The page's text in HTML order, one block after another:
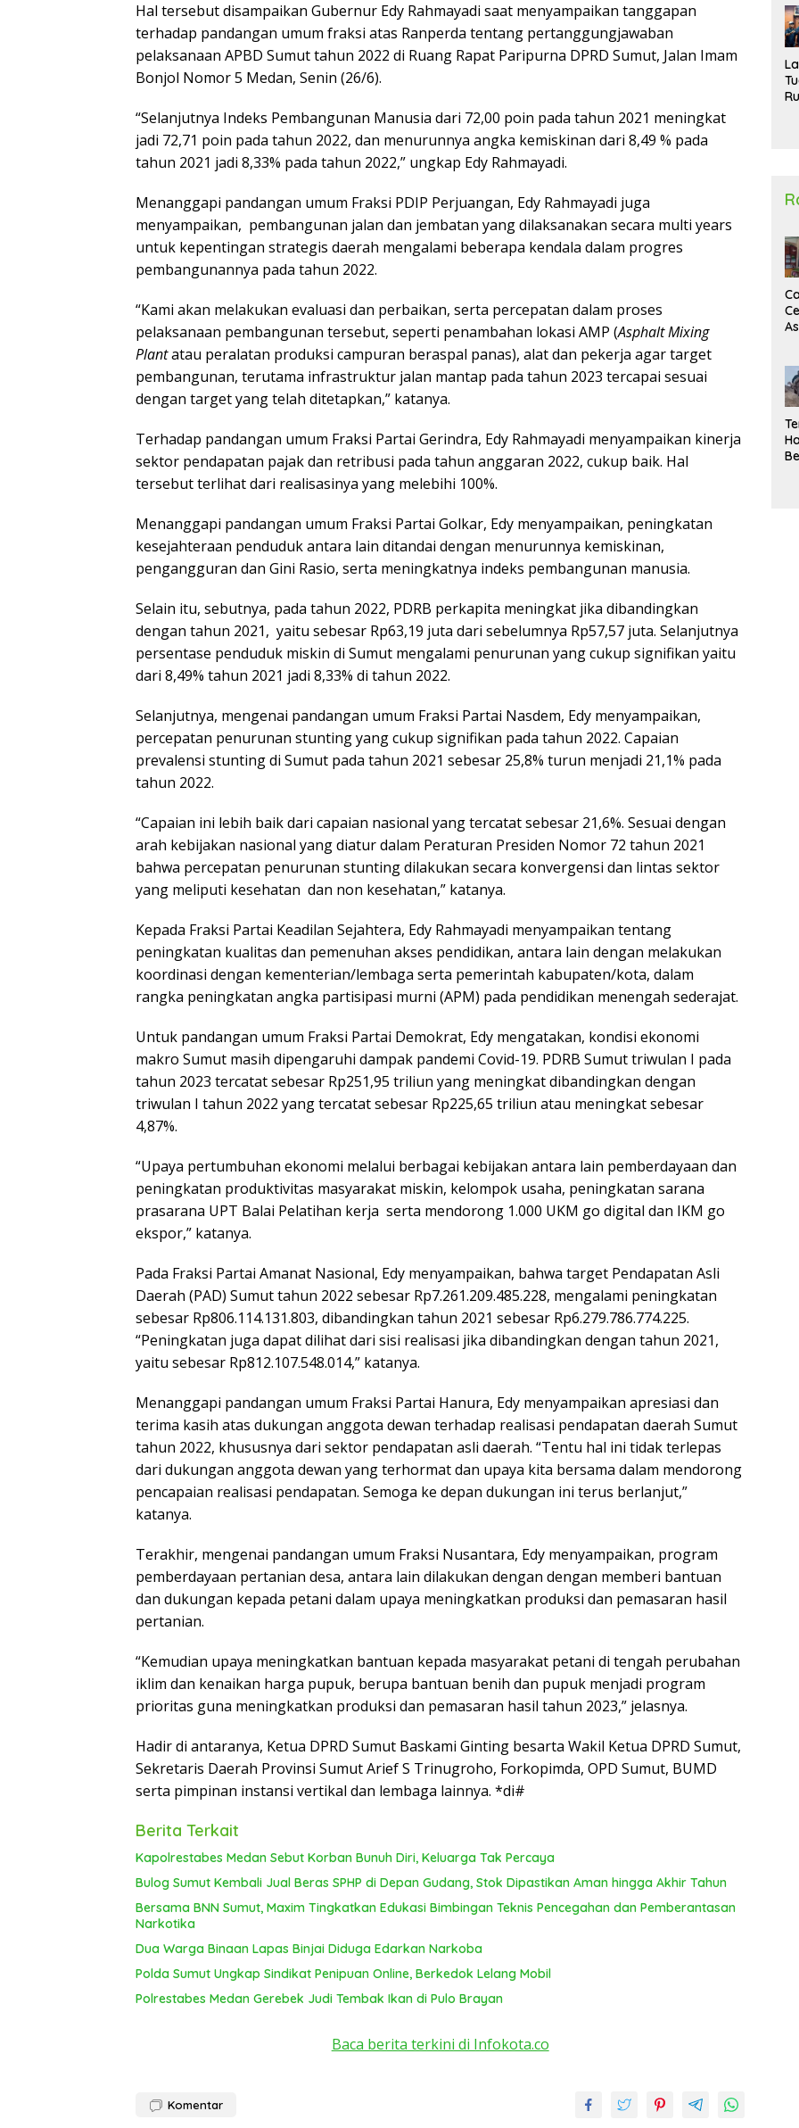
Hal tersebut disampaikan Gubernur Edy Rahmayadi saat menyampaikan tanggapan
terhadap pandangan umum fraksi atas Ranperda tentang pertanggungjawaban
pelaksanaan APBD Sumut tahun 2022 di Ruang Rapat Paripurna DPRD Sumut, Jalan Imam
Bonjol Nomor 5 Medan, Senin (26/6).
“Selanjutnya Indeks Pembangunan Manusia dari 72,00 poin pada tahun 2021 meningkat
jadi 72,71 poin pada tahun 2022, dan menurunnya angka kemiskinan dari 8,49 % pada
tahun 2021 jadi 8,33% pada tahun 2022,” ungkap Edy Rahmayadi.
Menanggapi pandangan umum Fraksi PDIP Perjuangan, Edy Rahmayadi juga
menyampaikan, pembangunan jalan dan jembatan yang dilaksanakan secara multi years
untuk kepentingan strategis daerah mengalami beberapa kendala dalam progres
pembangunannya pada tahun 2022.
“Kami akan melakukan evaluasi dan perbaikan, serta percepatan dalam proses
pelaksanaan pembangunan tersebut, seperti penambahan lokasi AMP (Asphalt Mixing
Plantatau peralatan produksi campuran beraspal panas), alat dan pekerja agar target
pembangunan, terutama infrastruktur jalan mantap pada tahun 2023 tercapai sesuai
dengan target yang telah ditetapkan,” katanya.
Terhadap pandangan umum Fraksi Partai Gerindra, Edy Rahmayadi menyampaikan kinerja
sektor pendapatan pajak dan retribusi pada tahun anggaran 2022, cukup baik. Hal
tersebut terlihat dari realisasinya yang melebihi 100%.
Menanggapi pandangan umum Fraksi Partai Golkar, Edy menyampaikan, peningkatan
kesejahteraan penduduk antara lain ditandai dengan menurunnya kemiskinan,
pengangguran dan Gini Rasio, serta meningkatnya indeks pembangunan manusia.
Selain itu, sebutnya, pada tahun 2022, PDRB perkapita meningkat jika dibandingkan
dengan tahun 2021, yaitu sebesar Rp63,19 juta dari sebelumnya Rp57,57 juta. Selanjutnya
persentase penduduk miskin di Sumut mengalami penurunan yang cukup signifikan yaitu
dari 8,49% tahun 2021 jadi 8,33% di tahun 2022.
Selanjutnya, mengenai pandangan umum Fraksi Partai Nasdem, Edy menyampaikan,
percepatan penurunan stunting yang cukup signifikan pada tahun 2022. Capaian
prevalensi stunting di Sumut pada tahun 2021 sebesar 25,8% turun menjadi 21,1% pada
tahun 2022.
“Capaian ini lebih baik dari capaian nasional yang tercatat sebesar 21,6%. Sesuai dengan
arah kebijakan nasional yang diatur dalam Peraturan Presiden Nomor 72 tahun 2021
bahwa percepatan penurunan stunting dilakukan secara konvergensi dan lintas sektor
yang meliputi kesehatan dan non kesehatan,” katanya.
Kepada Fraksi Partai Keadilan Sejahtera, Edy Rahmayadi menyampaikan tentang
peningkatan kualitas dan pemenuhan akses pendidikan, antara lain dengan melakukan
koordinasi dengan kementerian/lembaga serta pemerintah kabupaten/kota, dalam
rangka peningkatan angka partisipasi murni (APM) pada pendidikan menengah sederajat.
Untuk pandangan umum Fraksi Partai Demokrat, Edy mengatakan, kondisi ekonomi
makro Sumut masih dipengaruhi dampak pandemi Covid-19. PDRB Sumut triwulan I pada
tahun 2023 tercatat sebesar Rp251,95 triliun yang meningkat dibandingkan dengan
triwulan I tahun 2022 yang tercatat sebesar Rp225,65 triliun atau meningkat sebesar
4,87%.
“Upaya pertumbuhan ekonomi melalui berbagai kebijakan antara lain pemberdayaan dan
peningkatan produktivitas masyarakat miskin, kelompok usaha, peningkatan sarana
prasarana UPT Balai Pelatihan kerja serta mendorong 1.000 UKM go digital dan IKM go
ekspor,” katanya.
Pada Fraksi Partai Amanat Nasional, Edy menyampaikan, bahwa target Pendapatan Asli
Daerah (PAD) Sumut tahun 2022 sebesar Rp7.261.209.485.228, mengalami peningkatan
sebesar Rp806.114.131.803, dibandingkan tahun 2021 sebesar Rp6.279.786.774.225.
“Peningkatan juga dapat dilihat dari sisi realisasi jika dibandingkan dengan tahun 2021,
yaitu sebesar Rp812.107.548.014,” katanya.
Menanggapi pandangan umum Fraksi Partai Hanura, Edy menyampaikan apresiasi dan
terima kasih atas dukungan anggota dewan terhadap realisasi pendapatan daerah Sumut
tahun 2022, khususnya dari sektor pendapatan asli daerah. “Tentu hal ini tidak terlepas
dari dukungan anggota dewan yang terhormat dan upaya kita bersama dalam mendorong
pencapaian realisasi pendapatan. Semoga ke depan dukungan ini terus berlanjut,”
katanya.
Terakhir, mengenai pandangan umum Fraksi Nusantara, Edy menyampaikan, program
pemberdayaan pertanian desa, antara lain dilakukan dengan dengan memberi bantuan
dan dukungan kepada petani dalam upaya meningkatkan produksi dan pemasaran hasil
pertanian.
“Kemudian upaya meningkatkan bantuan kepada masyarakat petani di tengah perubahan
iklim dan kenaikan harga pupuk, berupa bantuan benih dan pupuk menjadi program
prioritas guna meningkatkan produksi dan pemasaran hasil tahun 2023,” jelasnya.
Hadir di antaranya, Ketua DPRD Sumut Baskami Ginting besarta Wakil Ketua DPRD Sumut,
Sekretaris Daerah Provinsi Sumut Arief S Trinugroho, Forkopimda, OPD Sumut, BUMD
serta pimpinan instansi vertikal dan lembaga lainnya. *di#
Berita Terkait
Kapolrestabes Medan Sebut Korban Bunuh Diri, Keluarga Tak Percaya
Bulog Sumut Kembali Jual Beras SPHP di Depan Gudang, Stok Dipastikan Aman hingga Akhir Tahun
Bersama BNN Sumut, Maxim Tingkatkan Edukasi Bimbingan Teknis Pencegahan dan Pemberantasan
Narkotika
Dua Warga Binaan Lapas Binjai Diduga Edarkan Narkoba
Polda Sumut Ungkap Sindikat Penipuan Online, Berkedok Lelang Mobil
Polrestabes Medan Gerebek Judi Tembak Ikan di Pulo Brayan
Baca berita terkini di Infokota.co
Komentar